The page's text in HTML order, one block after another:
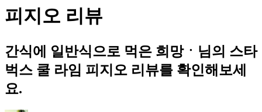
피지오 리뷰
간식에 일반식으로 먹은 희망ㆍ님의 스타
벅스 쿨 라임 피지오 리뷰를 확인해보세
요.